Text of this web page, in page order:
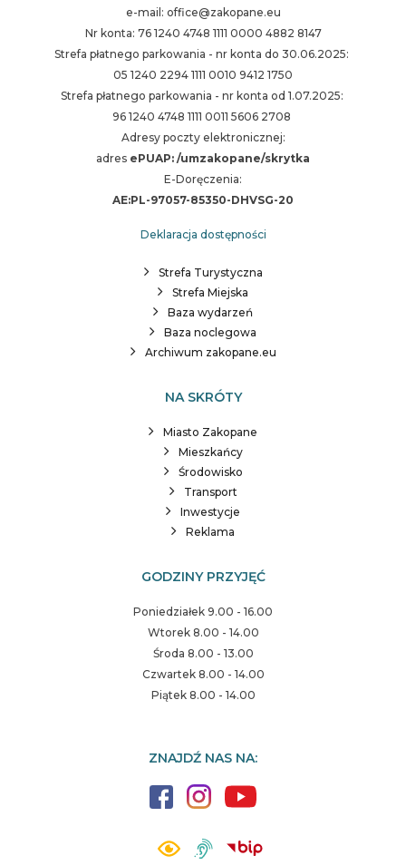
e-mail: office@zakopane.eu
Nr konta: 76 1240 4748 1111 0000 4882 8147
Strefa płatnego parkowania - nr konta do 30.06.2025:
05 1240 2294 1111 0010 9412 1750
Strefa płatnego parkowania - nr konta od 1.07.2025:
96 1240 4748 1111 0011 5606 2708
Adresy poczty elektronicznej:
adres ePUAP: /umzakopane/skrytka
E-Doręczenia:
AE:PL-97057-85350-DHVSG-20
Deklaracja dostępności
Strefa Turystyczna
Strefa Miejska
Baza wydarzeń
Baza noclegowa
Archiwum zakopane.eu
NA SKRÓTY
Miasto Zakopane
Mieszkańcy
Środowisko
Transport
Inwestycje
Reklama
GODZINY PRZYJĘĆ
Poniedziałek 9.00 - 16.00
Wtorek 8.00 - 14.00
Środa 8.00 - 13.00
Czwartek 8.00 - 14.00
Piątek 8.00 - 14.00
ZNAJDŹ NAS NA: